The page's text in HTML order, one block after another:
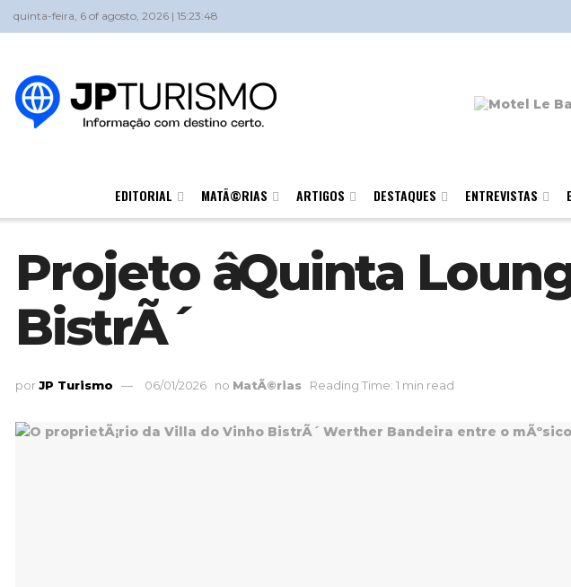
quinta-feira, 6 of agosto, 2026 | 15:23:48
EDITORIAL MATÃ©RIAS ARTIGOS DESTAQUES ENTREVISTAS
Projeto âQuinta
BistrÃ´
porJP Turismo 06/01/2026 no MatÃ©rias Reading Time: 1 min read